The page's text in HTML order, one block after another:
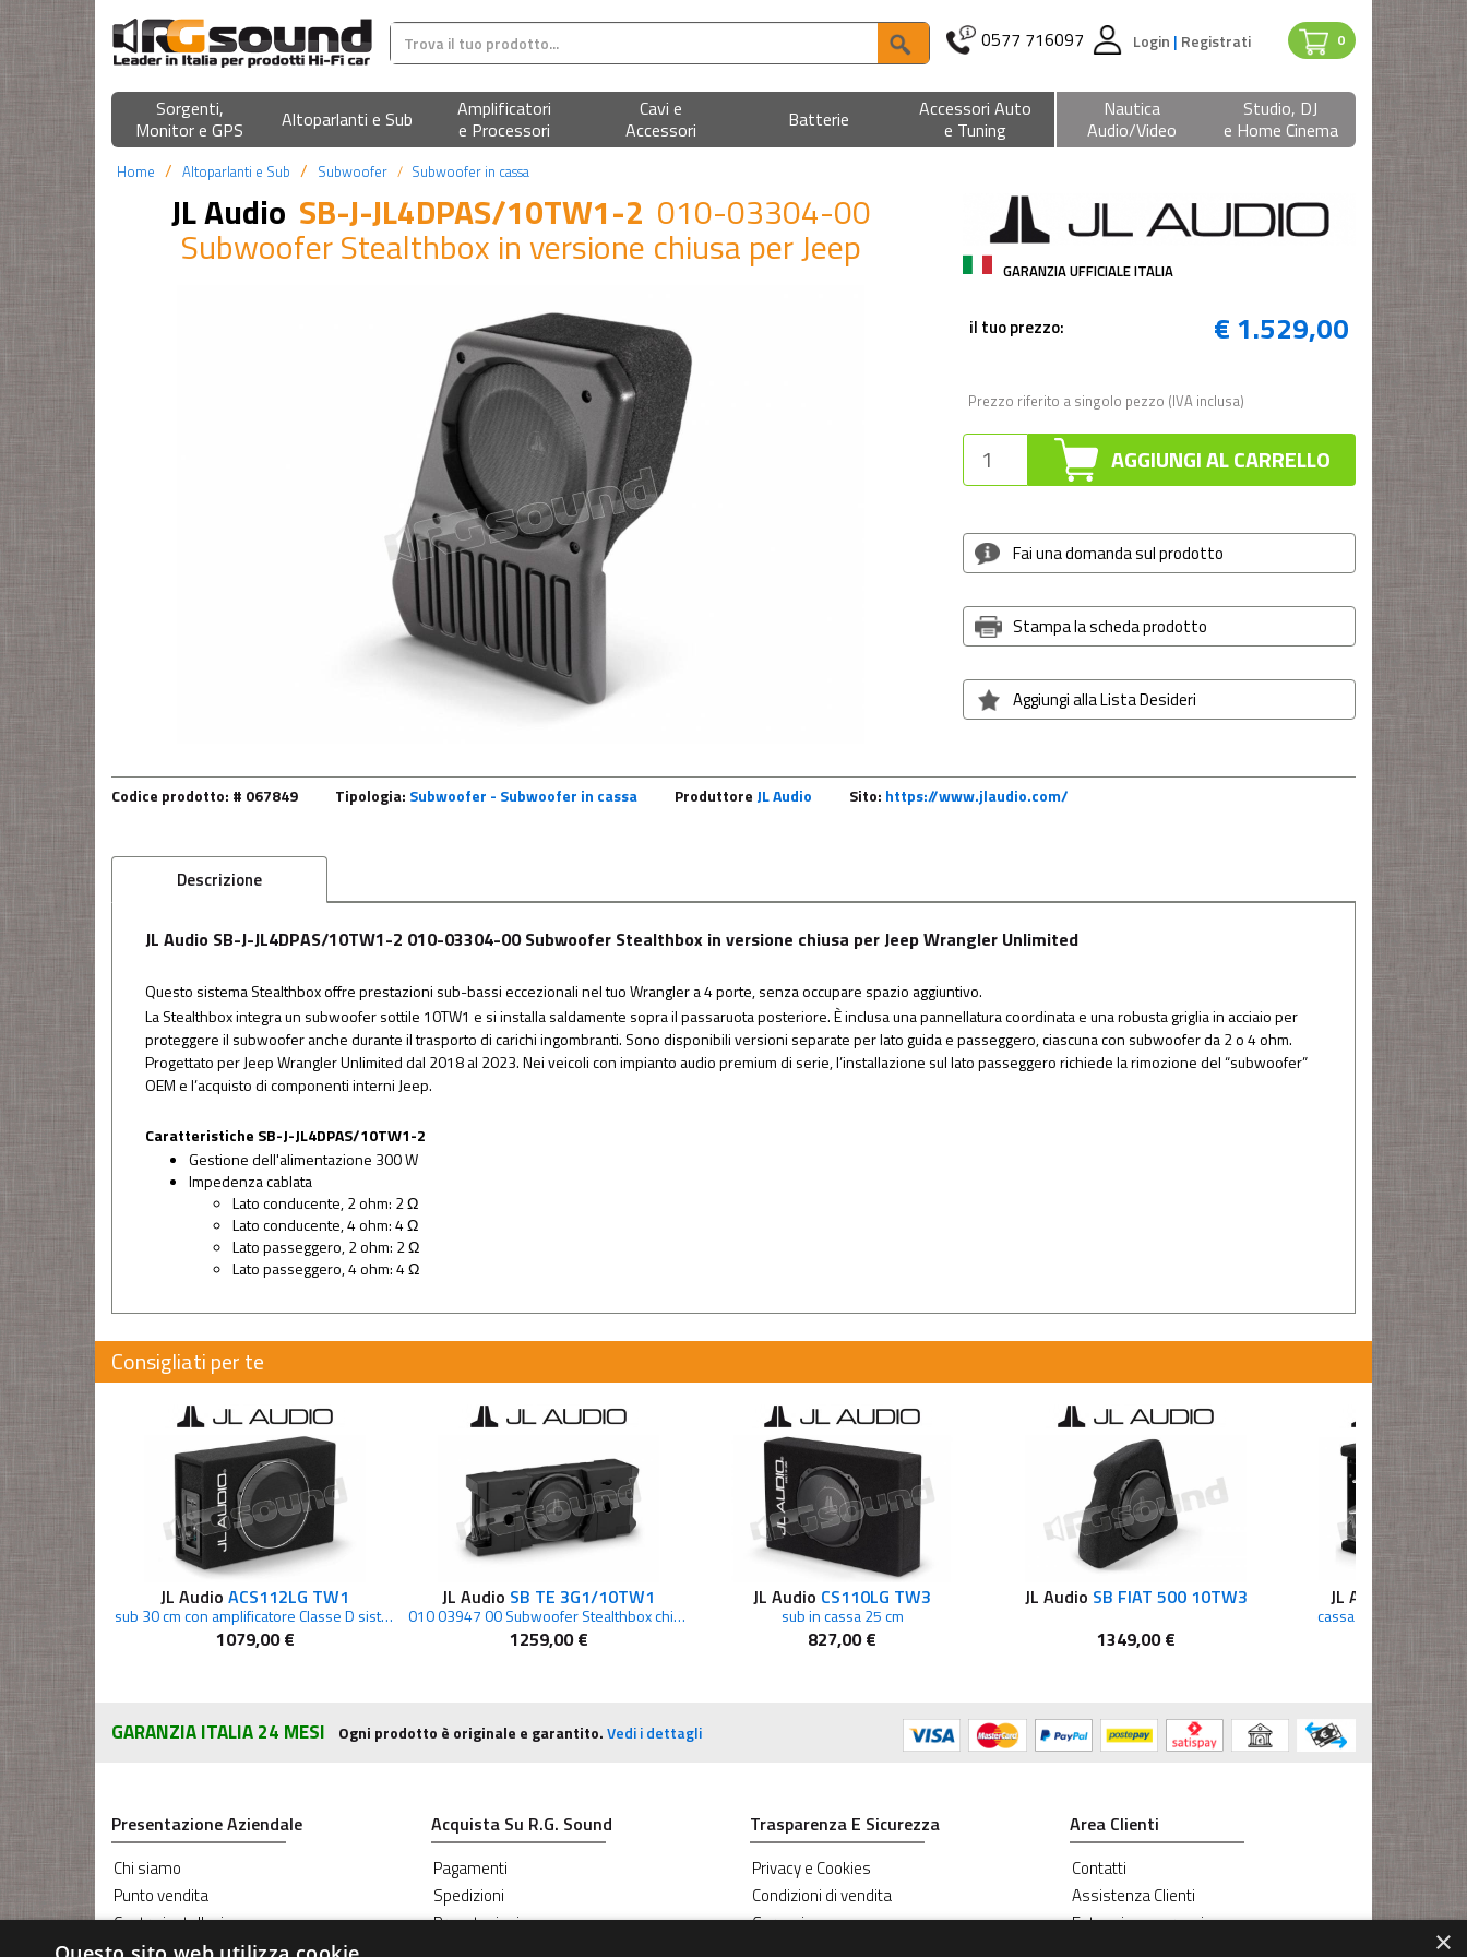
0
0577 716097 Login | Registrati
Sorgenti,
Monitor e GPS
Altoparlanti e Sub
Amplificatori
e Processori
Cavi e
Accessori
Batterie
Accessori Auto
e Tuning
Nautica
Audio/Video
Studio, DJ
e Home Cinema
Home Altoparlanti e Sub Subwoofer Subwoofer in cassa
JL Audio SB-J-JL4DPAS/10TW1-2 010-03304-00
Subwoofer Stealthbox in versione chiusa per Jeep GARANZIA UFFICIALE ITALIA
€ 1.529,00
il tuo prezzo:
Prezzo riferito a singolo pezzo (IVA inclusa)
AGGIUNGI AL CARRELLO
Fai una domanda sul prodotto
Stampa la scheda prodotto
Aggiungi alla Lista Desideri
Codice prodotto: # 067849 Tipologia: Subwoofer - Subwoofer in cassa Produttore JL Audio Sito: https://www.jlaudio.com/
Descrizione
JL Audio SB-J-JL4DPAS/10TW1-2 010-03304-00 Subwoofer Stealthbox in versione chiusa per Jeep Wrangler Unlimited
Questo sistema Stealthbox offre prestazioni sub-bassi eccezionali nel tuo Wrangler a 4 porte, senza occupare spazio aggiuntivo.
La Stealthbox integra un subwoofer sottile 10TW1 e si installa saldamente sopra il passaruota posteriore. È inclusa una pannellatura coordinata e una robusta griglia in acciaio per
proteggere il subwoofer anche durante il trasporto di carichi ingombranti. Sono disponibili versioni separate per lato guida e passeggero, ciascuna con subwoofer da 2 o 4 ohm.
Progettato per Jeep Wrangler Unlimited dal 2018 al 2023. Nei veicoli con impianto audio premium di serie, l’installazione sul lato passeggero richiede la rimozione del “subwoofer”
OEM e l’acquisto di componenti interni Jeep.
Caratteristiche SB-J-JL4DPAS/10TW1-2
Gestione dell'alimentazione 300 W
Impedenza cablata
Lato conducente, 2 ohm: 2 Ω
Lato conducente, 4 ohm: 4 Ω
Lato passeggero, 2 ohm: 2 Ω
Lato passeggero, 4 ohm: 4 Ω
Consigliati per te
JL Audio ACS112LG TW1
sub 30 cm con amplificatore Classe D sistema audiophile
1079,00 €
JL Audio SB TE 3G1/10TW1
010 03947 00 Subwoofer Stealthbox chiuso per portellone per Jeep Wrangler
1259,00 €
JL Audio CS110LG TW3
sub in cassa 25 cm
827,00 €
JL Audio SB FIAT 500 10TW3
1349,00 €
JL Audio
cassa chiusa con
GARANZIA ITALIA 24 MESI Ogni prodotto è originale e garantito.Vedi i dettagli
Presentazione Aziendale
Chi siamo
Punto vendita
Centro installazione
Blog RG Sound
Acquista Su R.G. Sound
Pagamenti
Spedizioni
Prenotazioni
Trasparenza E Sicurezza
Privacy e Cookies
Condizioni di vendita
Garanzie
Area Clienti
Contatti
Assistenza Clienti
Estensione garanzia
×